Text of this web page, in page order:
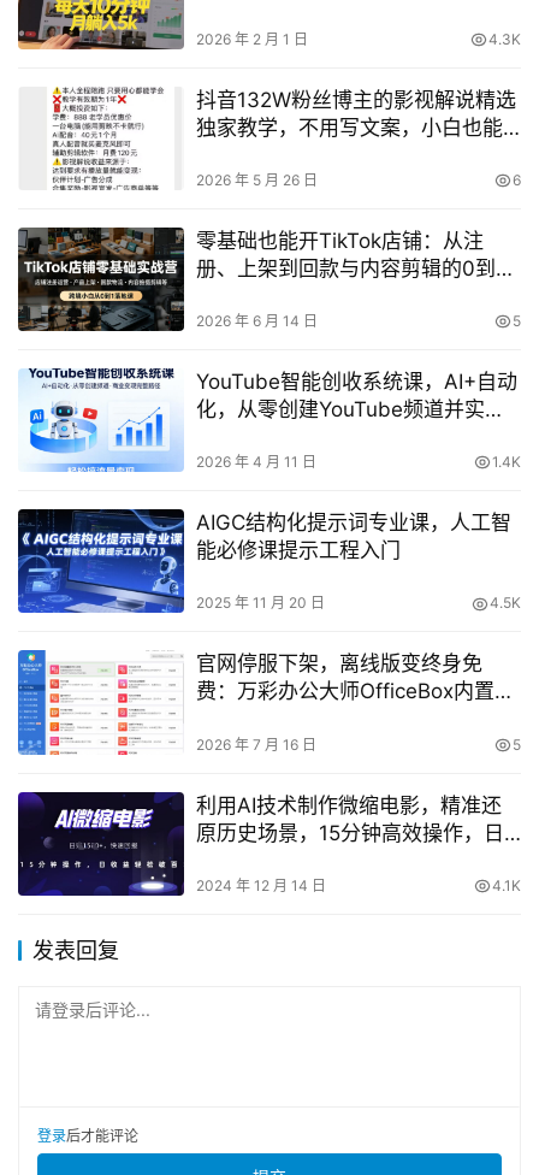
2026 年 2 月 1 日 4.3K
抖音132W粉丝博主的影视解说精选
独家教学，不用写文案，小白也能
2026 年 5 月 26 日 6
零基础也能开TikTok店铺：从注
册、上架到回款与内容剪辑的0到1
2026 年 6 月 14 日 5
YouTube智能创收系统课，AI+自动
化，从零创建YouTube频道并实现
变现
2026 年 4 月 11 日 1.4K
AIGC结构化提示词专业课，人工智
能必修课提示工程入门
2025 年 11 月 20 日 4.5K
官网停服下架，离线版变终身免
费：万彩办公大师OfficeBox内置
2026 年 7 月 16 日 5
利用AI技术制作微缩电影，精准还
原历史场景，15分钟高效操作，日
2024 年 12 月 14 日 4.1K
发表回复
请登录后评论...
登录后才能评论